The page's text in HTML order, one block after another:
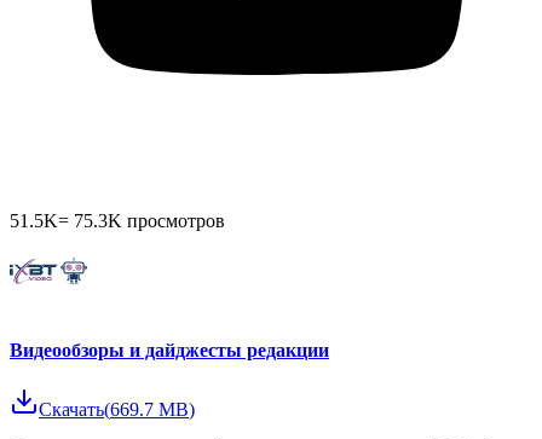
51.5K= 75.3K просмотров
Видеообзоры и дайджесты редакции
Скачать(669.7 MB)